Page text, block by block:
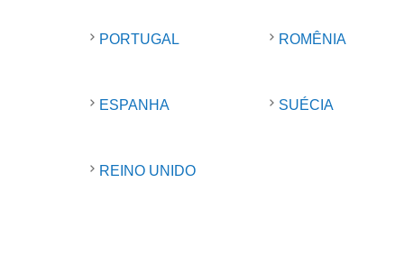
PORTUGAL ROMÊNIA
ESPANHA SUÉCIA
REINO UNIDO